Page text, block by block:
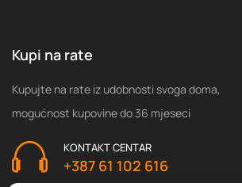
Kupi na rate
Kupujte na rate iz udobnosti svoga doma,
mogućnost kupovine do 36 mjeseci
KONTAKT CENTAR
+387 61 102 616